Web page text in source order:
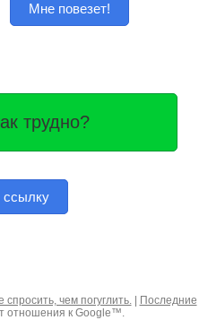
Мне повезет!
трудно?
ссылку
чем погуглить.|
Последние
отношения к Google™.